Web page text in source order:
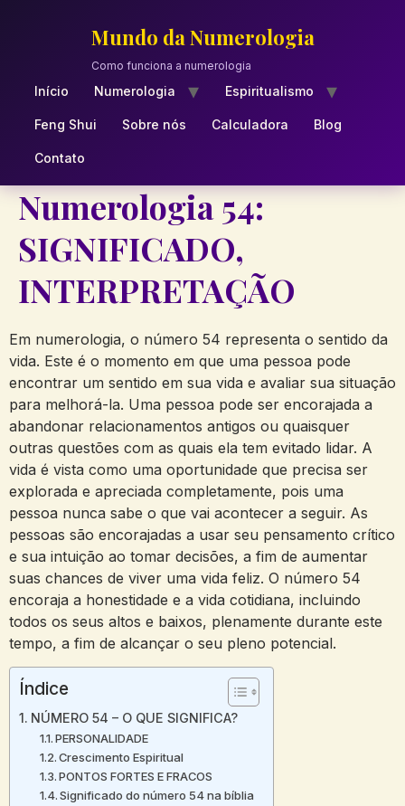
Mundo da Numerologia
Como funciona a numerologia
Início Numerologia Espiritualismo
Feng Shui Sobre nós Calculadora Blog
Contato
Numerologia 54:
SIGNIFICADO,
INTERPRETAÇÃO
Em numerologia, o número 54 representa o sentido da
vida. Este é o momento em que uma pessoa pode
encontrar um sentido em sua vida e avaliar sua situação
para melhorá-la. Uma pessoa pode ser encorajada a
abandonar relacionamentos antigos ou quaisquer
outras questões com as quais ela tem evitado lidar. A
vida é vista como uma oportunidade que precisa ser
explorada e apreciada completamente, pois uma
pessoa nunca sabe o que vai acontecer a seguir. As
pessoas são encorajadas a usar seu pensamento crítico
e sua intuição ao tomar decisões, a fim de aumentar
suas chances de viver uma vida feliz. O número 54
encoraja a honestidade e a vida cotidiana, incluindo
todos os seus altos e baixos, plenamente durante este
tempo, a fim de alcançar o seu pleno potencial.
Índice
NÚMERO 54 – O QUE SIGNIFICA?
PERSONALIDADE
Crescimento Espiritual
PONTOS FORTES E FRACOS
Significado do número 54 na bíblia